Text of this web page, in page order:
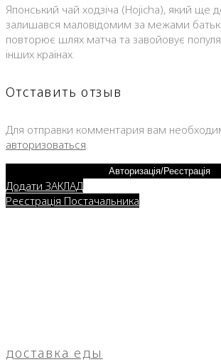
Японський чай ходзіча (Hojicha), який ще
залишався маловідомим за межами
повторює шлях матча та завойовує
інших країнах.
Отставить отзыв
Для отправки комментария вам
авторизоваться
Авторизація/Реєстрація
Додати ЗАКЛАД
Реєстрація Постачальника
доставка еды